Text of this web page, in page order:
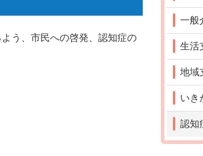
う、市民への啓発、認知症の
一般
生活
地域
いき
認知